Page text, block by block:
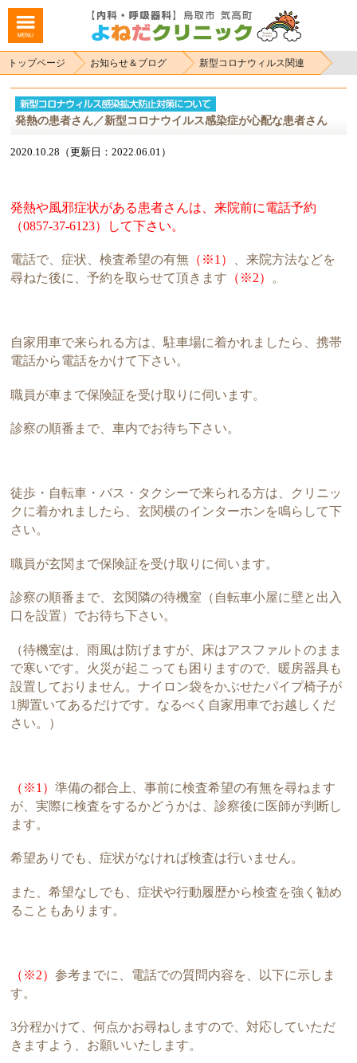
トップページ お知らせ＆ブログ 新型コロナウィルス関連
発熱の患者さん／新型コロナウイルス感染症が心配な患者さん
2020.10.28（更新日：2022.06.01）
発熱や風邪症状がある患者さんは、来院前に電話予約
（0857-37-6123）して下さい。
電話で、症状、検査希望の有無 （※1）
、来院方法などを
尋ねた後に、予約を取らせて頂きます （※2） 。
自家用車で来られる方は、駐車場に着かれましたら、携帯
電話から電話をかけて下さい。
職員が車まで保険証を受け取りに伺います。
診察の順番まで、車内でお待ち下さい。
徒歩・自転車・バス・タクシーで来られる方は、クリニッ
クに着かれましたら、玄関横のインターホンを鳴らして下
さい。
職員が玄関まで保険証を受け取りに伺います。
診察の順番まで、玄関隣の待機室（自転車小屋に壁と出入
口を設置）でお待ち下さい。
（待機室は、雨風は防げますが、床はアスファルトのまま
で寒いです。火災が起こっても困りますので、暖房器具も
設置しておりません。ナイロン袋をかぶせたパイプ椅子が
1脚置いてあるだけです。なるべく自家用車でお越しくだ
さい。）
（※1）準備の都合上、事前に検査希望の有無を尋ねます
が、実際に検査をするかどうかは、診察後に医師が判断し
ます。
希望ありでも、症状がなければ検査は行いません。
また、希望なしでも、症状や行動履歴から検査を強く勧め
ることもあります。
（※2）参考までに、電話での質問内容を、以下に示しま
す。
3分程かけて、何点かお尋ねしますので、対応していただ
きますよう、お願いいたします。